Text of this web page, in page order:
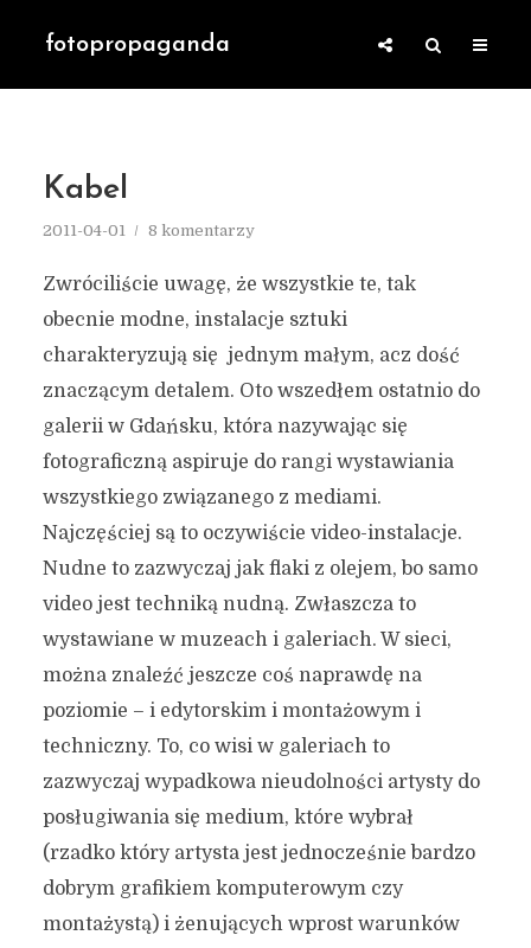
fotopropaganda
Kabel
2011-04-01 8 komentarzy
Zwróciliście uwagę, że wszystkie te, tak
obecnie modne, instalacje sztuki
charakteryzują się jednym małym, acz dość
znaczącym detalem. Oto wszedłem ostatnio do
galerii w Gdańsku, która nazywając się
fotograficzną aspiruje do rangi wystawiania
wszystkiego związanego z mediami.
Najczęściej są to oczywiście video-instalacje.
Nudne to zazwyczaj jak flaki z olejem, bo samo
video jest techniką nudną. Zwłaszcza to
wystawiane w muzeach i galeriach. W sieci,
można znaleźć jeszcze coś naprawdę na
poziomie – i edytorskim i montażowym i
techniczny. To, co wisi w galeriach to
zazwyczaj wypadkowa nieudolności artysty do
posługiwania się medium, które wybrał
(rzadko który artysta jest jednocześnie bardzo
dobrym grafikiem komputerowym czy
montażystą) i żenujących wprost warunków